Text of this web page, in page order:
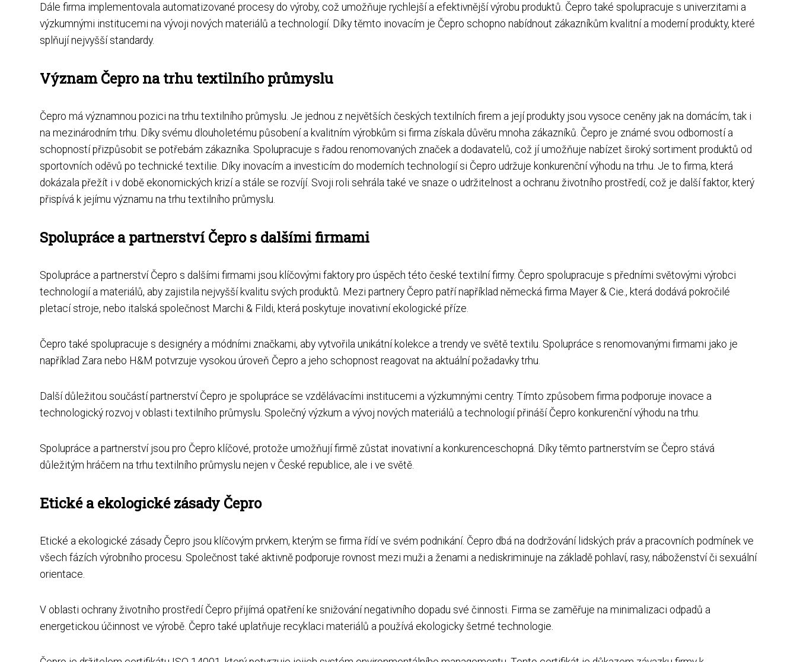
Dále firma implementovala automatizované procesy do výroby, což umožňuje rychlejší a efektivnější výrobu produktů. Čepro také spolupracuje s univerzitami a
výzkumnými institucemi na vývoji nových materiálů a technologií. Díky těmto inovacím je Čepro schopno nabídnout zákazníkům kvalitní a moderní produkty, které
splňují nejvyšší standardy.
Význam Čepro na trhu textilního průmyslu
Čepro má významnou pozici na trhu textilního průmyslu. Je jednou z největších českých textilních firem a její produkty jsou vysoce ceněny jak na domácím, tak i
na mezinárodním trhu. Díky svému dlouholetému působení a kvalitním výrobkům si firma získala důvěru mnoha zákazníků. Čepro je známé svou odborností a
schopností přizpůsobit se potřebám zákazníka. Spolupracuje s řadou renomovaných značek a dodavatelů, což jí umožňuje nabízet široký sortiment produktů od
sportovních oděvů po technické textilie. Díky inovacím a investicím do moderních technologií si Čepro udržuje konkurenční výhodu na trhu. Je to firma, která
dokázala přežít i v době ekonomických krizí a stále se rozvíjí. Svoji roli sehrála také ve snaze o udržitelnost a ochranu životního prostředí, což je další faktor, který
přispívá k jejímu významu na trhu textilního průmyslu.
Spolupráce a partnerství Čepro s dalšími firmami
Spolupráce a partnerství Čepro s dalšími firmami jsou klíčovými faktory pro úspěch této české textilní firmy. Čepro spolupracuje s předními světovými výrobci
technologií a materiálů, aby zajistila nejvyšší kvalitu svých produktů. Mezi partnery Čepro patří například německá firma Mayer & Cie., která dodává pokročilé
pletací stroje, nebo italská společnost Marchi & Fildi, která poskytuje inovativní ekologické příze.
Čepro také spolupracuje s designéry a módními značkami, aby vytvořila unikátní kolekce a trendy ve světě textilu. Spolupráce s renomovanými firmami jako je
například Zara nebo H&M potvrzuje vysokou úroveň Čepro a jeho schopnost reagovat na aktuální požadavky trhu.
Další důležitou součástí partnerství Čepro je spolupráce se vzdělávacími institucemi a výzkumnými centry. Tímto způsobem firma podporuje inovace a
technologický rozvoj v oblasti textilního průmyslu. Společný výzkum a vývoj nových materiálů a technologií přináší Čepro konkurenční výhodu na trhu.
Spolupráce a partnerství jsou pro Čepro klíčové, protože umožňují firmě zůstat inovativní a konkurenceschopná. Díky těmto partnerstvím se Čepro stává
důležitým hráčem na trhu textilního průmyslu nejen v České republice, ale i ve světě.
Etické a ekologické zásady Čepro
Etické a ekologické zásady Čepro jsou klíčovým prvkem, kterým se firma řídí ve svém podnikání. Čepro dbá na dodržování lidských práv a pracovních podmínek ve
všech fázích výrobního procesu. Společnost také aktivně podporuje rovnost mezi muži a ženami a nediskriminuje na základě pohlaví, rasy, náboženství či sexuální
orientace.
V oblasti ochrany životního prostředí Čepro přijímá opatření ke snižování negativního dopadu své činnosti. Firma se zaměřuje na minimalizaci odpadů a
energetickou účinnost ve výrobě. Čepro také uplatňuje recyklaci materiálů a používá ekologicky šetrné technologie.